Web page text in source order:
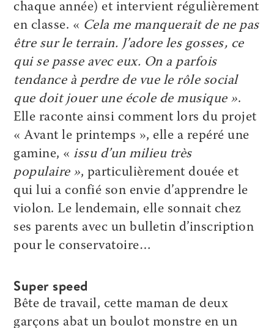
chaque année) et intervient régulièrement
en classe. « Cela me manquerait de ne pas
être sur le terrain. J’adore les gosses, ce
qui se passe avec eux. On a parfois
tendance à perdre de vue le rôle social
que doit jouer une école de musique ».
Elle raconte ainsi comment lors du projet
« Avant le printemps », elle a repéré une
gamine, « issu d’un milieu très
populaire », particulièrement douée et
qui lui a confié son envie d’apprendre le
violon. Le lendemain, elle sonnait chez
ses parents avec un bulletin d’inscription
pour le conservatoire…
Super speed
Bête de travail, cette maman de deux
garçons abat un boulot monstre en un